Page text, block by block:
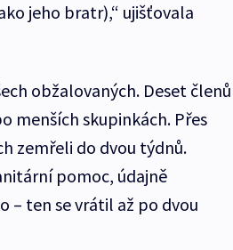
jeho bratr),“ ujišťovala
obžalovaných. Deset členů
menších skupinkách. Přes
zemřeli do dvou týdnů.
pomoc, údajně
– ten se vrátil až po dvou